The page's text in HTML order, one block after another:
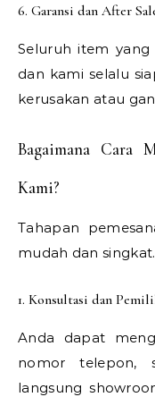
6. Garansi dan After
Seluruh item
dan kami selalu
kerusakan atau
Bagaimana Cara
Kami?
Tahapan
mudah dan
1. Konsultasi dan
Anda dapat
nomor telepon,
langsung